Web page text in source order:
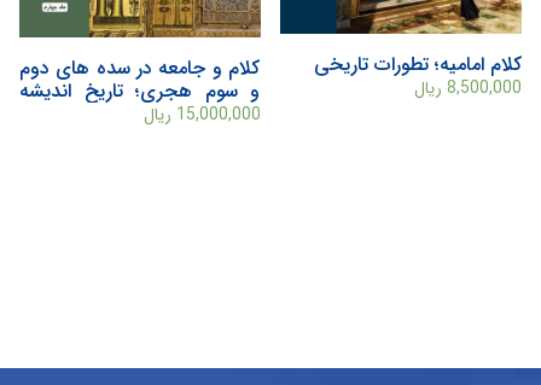
کلام امامیه؛ تطورات تاریخی
8,500,000 ریال
کلام و جامعه در سده های دوم
و سوم هجری؛ تاریخ اندیشه
دینی در صدر اسلام (جلد
15,000,000 ریال